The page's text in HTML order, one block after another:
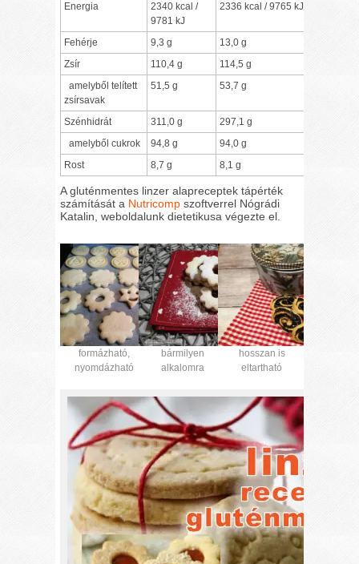
Energia
2340 kcal /
9781 kJ
2336 kcal / 9765 kJ
Fehérje 9,3 g
13,0 g
Zsír
110,4 g
114,5 g
amelyből telített
zsírsavak
51,5 g 53,7 g
Szénhidrát 311,0 g
297,1 g
amelyből cukrok
94,8 g
94,0 g
Rost
8,7 g 8,1 g
A gluténmentes linzer alapreceptek tápérték
számítását a Nutricomp szoftverrel Nógrádi
Katalin, weboldalunk dietetikusa végezte el.
formázható,
nyomdázható
bármilyen
alkalomra
hosszan is
eltartható